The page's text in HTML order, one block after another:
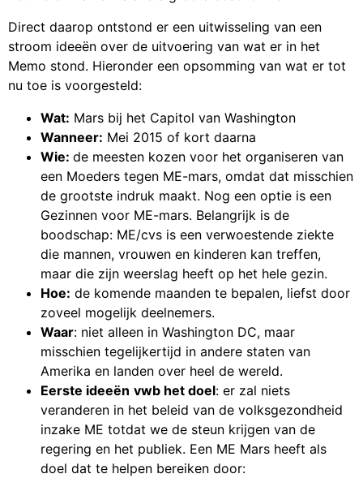
Direct daarop ontstond er een uitwisseling van een
stroom ideeën over de uitvoering van wat er in het
Memo stond. Hieronder een opsomming van wat er tot
nu toe is voorgesteld:
Wat: Mars bij het Capitol van Washington
Wanneer: Mei 2015 of kort daarna
Wie: de meesten kozen voor het organiseren van
een Moeders tegen ME-mars, omdat dat misschien
de grootste indruk maakt. Nog een optie is een
Gezinnen voor ME-mars. Belangrijk is de
boodschap: ME/cvs is een verwoestende ziekte
die mannen, vrouwen en kinderen kan treffen,
maar die zijn weerslag heeft op het hele gezin.
Hoe: de komende maanden te bepalen, liefst door
zoveel mogelijk deelnemers.
Waar: niet alleen in Washington DC, maar
misschien tegelijkertijd in andere staten van
Amerika en landen over heel de wereld.
Eerste ideeën vwb het doel: er zal niets
veranderen in het beleid van de volksgezondheid
inzake ME totdat we de steun krijgen van de
regering en het publiek. Een ME Mars heeft als
doel dat te helpen bereiken door: